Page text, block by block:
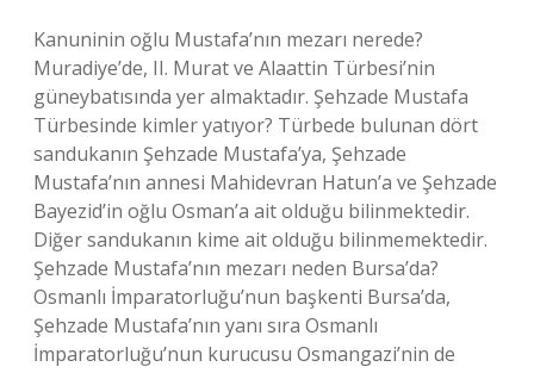
Kanuninin oğlu Mustafa’nın mezarı nerede?
Muradiye’de, II. Murat ve Alaattin Türbesi’nin
güneybatısında yer almaktadır. Şehzade Mustafa
Türbesinde kimler yatıyor? Türbede bulunan dört
sandukanın Şehzade Mustafa’ya, Şehzade
Mustafa’nın annesi Mahidevran Hatun’a ve Şehzade
Bayezid’in oğlu Osman’a ait olduğu bilinmektedir.
Diğer sandukanın kime ait olduğu bilinmemektedir.
Şehzade Mustafa’nın mezarı neden Bursa’da?
Osmanlı İmparatorluğu’nun başkenti Bursa’da,
Şehzade Mustafa’nın yanı sıra Osmanlı
İmparatorluğu’nun kurucusu Osmangazi’nin de